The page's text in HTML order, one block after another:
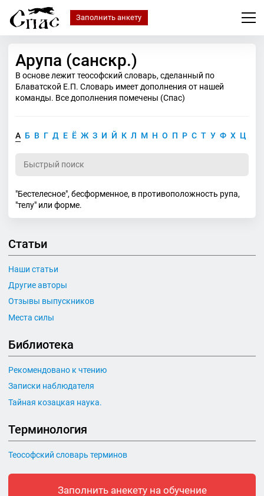
Заполнить анкету
Арупа (санскр.)
В основе лежит теософский словарь, сделанный по
Блаватской Е.П. Словарь имеет дополнения от нашей
команды. Все дополнения помечены (Спас)
А Б В Г Д Е Ё Ж З И Й К Л М Н О П Р С Т У Ф Х Ц
"Бестелесное", бесформенное, в противоположность рупа,
"телу" или форме.
Статьи
Наши статьи
Другие авторы
Отзывы выпускников
Места силы
Библиотека
Рекомендовано к чтению
Записки наблюдателя
Тайная козацкая наука.
Терминология
Теософский словарь терминов
Заполнить анекету на обучение